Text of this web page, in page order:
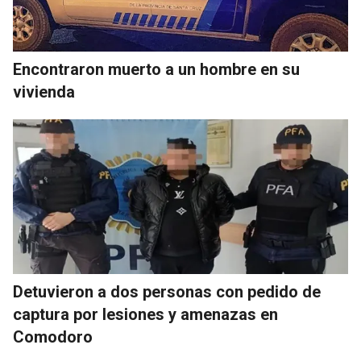
Encontraron muerto a un hombre en su
vivienda
Detuvieron a dos personas con pedido de
captura por lesiones y amenazas en
Comodoro